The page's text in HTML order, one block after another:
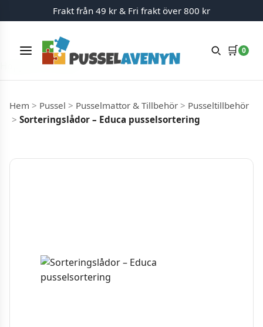
Hoppa till innehåll
Frakt från 49 kr & Fri frakt över 800 kr
Meny 🛒 0
Hem > Pussel > Pusselmattor & Tillbehör > Pusseltillbehör
> Sorteringslådor – Educa pusselsortering